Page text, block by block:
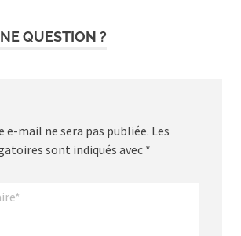
QUESTION ?
e-mail ne sera pas publiée. Les
sont indiqués avec *